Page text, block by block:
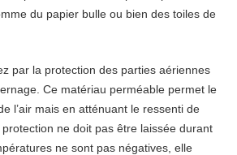
du papier bulle ou bien des toiles de
protection des parties aériennes
Ce matériau perméable permet le
l’air mais en atténuant le ressenti de
ne doit pas être laissée durant
ne sont pas négatives, elle